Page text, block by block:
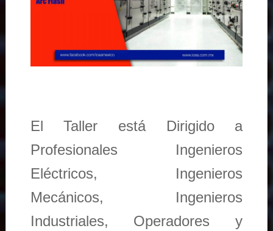
El Taller está Dirigido a
Profesionales Ingenieros
Eléctricos, Ingenieros
Mecánicos, Ingenieros
Industriales, Operadores y